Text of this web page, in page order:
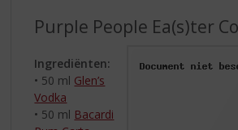
Purple People Ea(s)ter
Ingrediënten:
• 50 ml Glen’s
Vodka
• 50 ml Bacardi